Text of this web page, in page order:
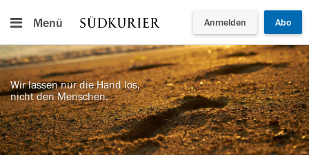
Menü Anmelden Abo
Wir lassen nur die Hand los,
nicht den Menschen.